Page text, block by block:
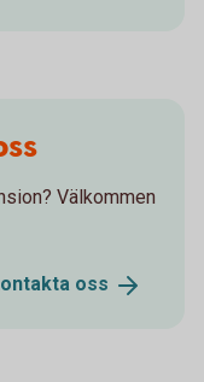
Välkommen
oss